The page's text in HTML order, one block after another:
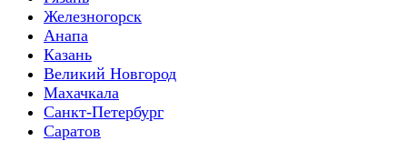
Железногорск
Анапа
Казань
Великий Новгород
Махачкала
Санкт-Петербург
Саратов